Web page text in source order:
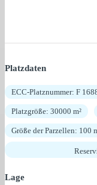
Platzdaten
ECC-Platznummer: F
Platzgröße: 30000 m²
Größe der Parzellen: 100
Lage